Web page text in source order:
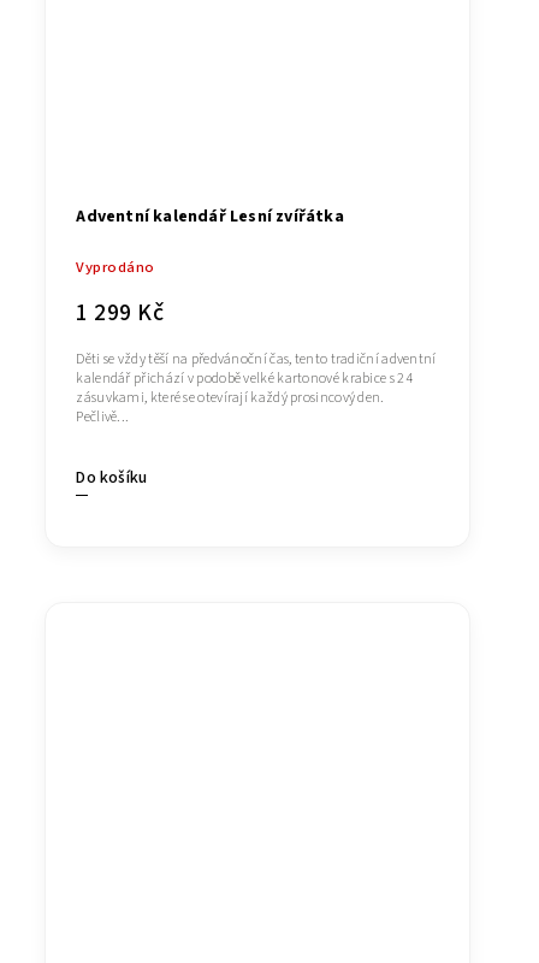
Adventní kalendář Lesní zvířátka
Vyprodáno
1 299 Kč
Do košíku
Děti se vždy těší na předvánoční čas, tento tradiční adventní
kalendář přichází v podobě velké kartonové krabice s 24
zásuvkami, které se otevírají každý prosincový den.
Pečlivě...